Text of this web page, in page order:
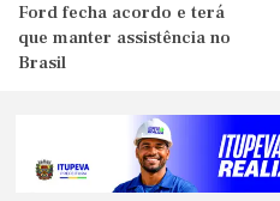
Ford fecha acordo e terá
que manter assistência no
Brasil